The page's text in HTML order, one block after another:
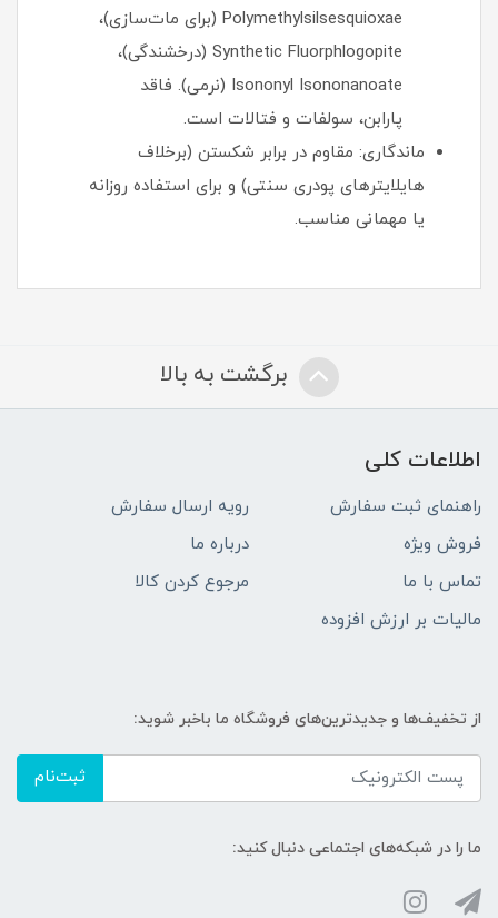
Polymethylsilsesquioxae (برای مات‌سازی)،
Synthetic Fluorphlogopite (درخشندگی)،
Isononyl Isononanoate (نرمی). فاقد
پارابن، سولفات و فتالات است.
ماندگاری: مقاوم در برابر شکستن (برخلاف
هایلایترهای پودری سنتی) و برای استفاده روزانه
یا مهمانی مناسب.
برگشت به بالا
اطلاعات کلی
راهنمای ثبت سفارش
رویه ارسال سفارش
فروش ویژه
درباره ما
تماس با ما
مرجوع کردن کالا
مالیات بر ارزش افزوده
از تخفیف‌ها و جدیدترین‌های فروشگاه ما باخبر شوید:
ثبت‌نام
ما را در شبکه‌های اجتماعی دنبال کنید: